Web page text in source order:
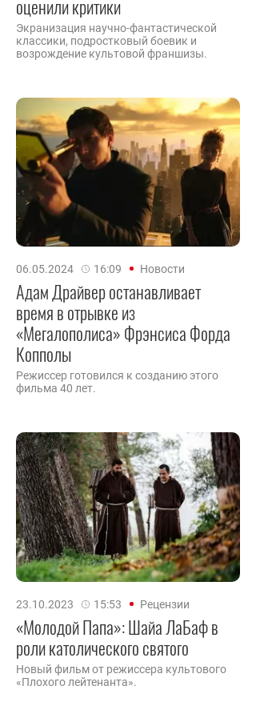
оценили критики
Экранизация научно-фантастической
классики, подростковый боевик и
возрождение культовой франшизы.
06.05.2024 16:09 Новости
Адам Драйвер останавливает
время в отрывке из
«Мегалополиса» Фрэнсиса Форда
Копполы
Режиссер готовился к созданию этого
фильма 40 лет.
23.10.2023 15:53 Рецензии
«Молодой Папа»: Шайа ЛаБаф в
роли католического святого
Новый фильм от режиссера культового
«Плохого лейтенанта».